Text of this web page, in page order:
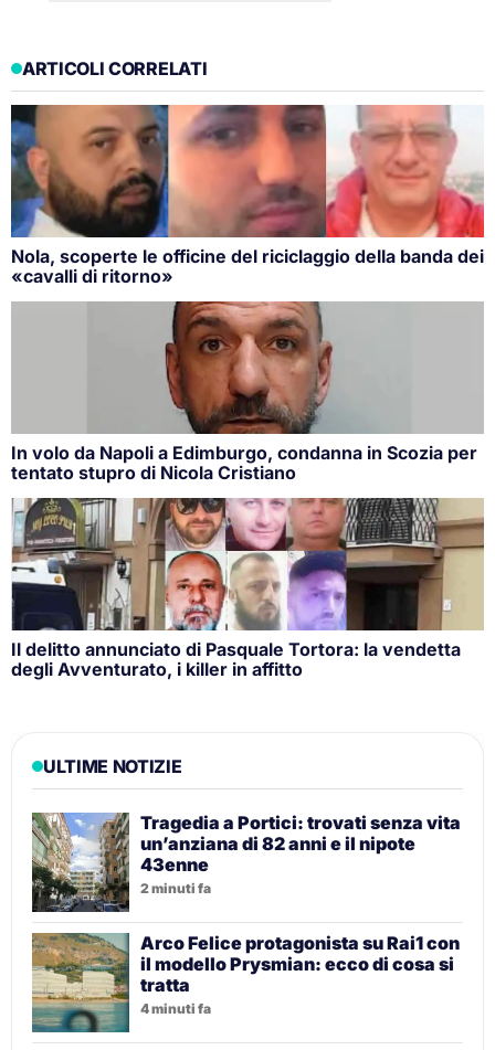
ARTICOLI CORRELATI
Nola, scoperte le officine del riciclaggio della banda dei
«cavalli di ritorno»
In volo da Napoli a Edimburgo, condanna in Scozia per
tentato stupro di Nicola Cristiano
Il delitto annunciato di Pasquale Tortora: la vendetta
degli Avventurato, i killer in affitto
ULTIME NOTIZIE
Tragedia a Portici: trovati senza vita
un’anziana di 82 anni e il nipote
43enne
2 minuti fa
Arco Felice protagonista su Rai1 con
il modello Prysmian: ecco di cosa si
tratta
4 minuti fa